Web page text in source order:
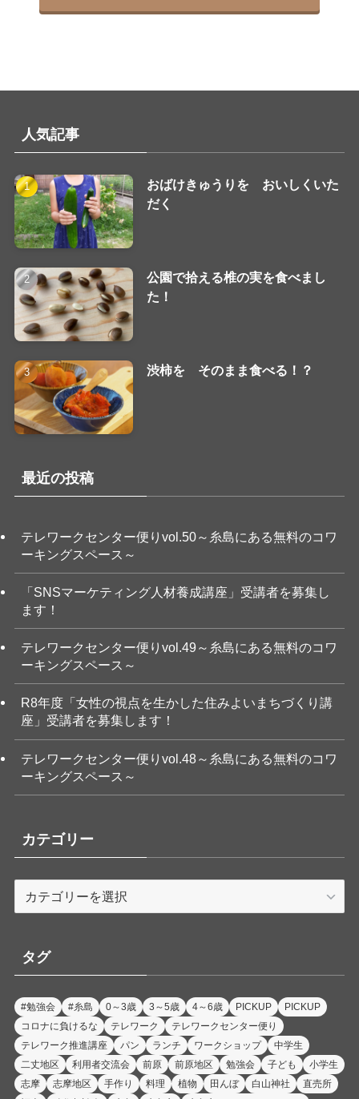
人気記事
おばけきゅうりを おいしくいた
だく
公園で拾える椎の実を食べまし
た！
渋柿を そのまま食べる！？
最近の投稿
テレワークセンター便りvol.50～糸島にある無料のコワ
ーキングスペース～
「SNSマーケティング人材養成講座」受講者を募集し
ます！
テレワークセンター便りvol.49～糸島にある無料のコワ
ーキングスペース～
R8年度「女性の視点を生かした住みよいまちづくり講
座」受講者を募集します！
テレワークセンター便りvol.48～糸島にある無料のコワ
ーキングスペース～
カテゴリー
ー
タグ
#勉強会 #糸島 0～3歳 3～5歳 4～6歳 PICKUP
PICKUP
コロナに負けるな
テレワーク
テレワークセンター便り
テレワーク推進講座
パン ランチ ワークショップ
中学生
二丈地区
利用者交流会 前原 前原地区 勉強会 子ども
小学生
志摩
志摩地区 手作り 料理 植物 田んぼ 白山神社
直売所